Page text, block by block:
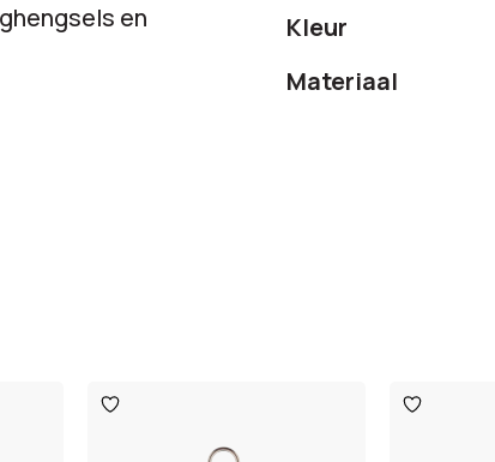
en
Kleur
Materiaal
Toevoegen
aan aan